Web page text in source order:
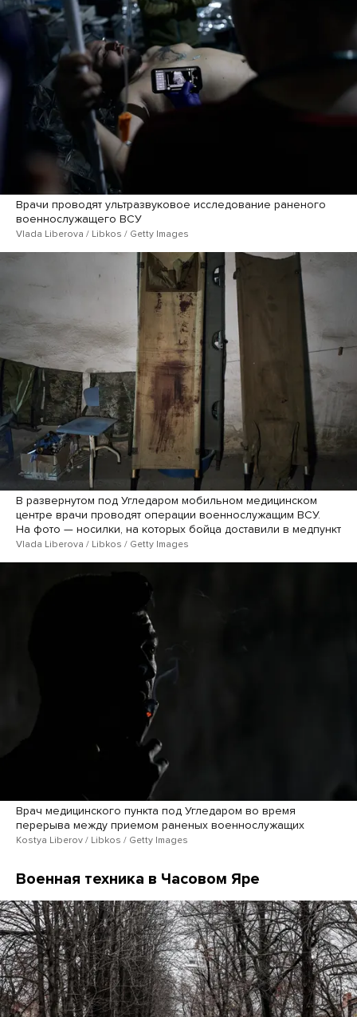
Врачи проводят ультразвуковое исследование раненого
военнослужащего ВСУ
Vlada Liberova / Libkos / Getty Images
В развернутом под Угледаром мобильном медицинском
центре врачи проводят операции военнослужащим ВСУ.
На фото — носилки, на которых бойца доставили в медпункт
Vlada Liberova / Libkos / Getty Images
Врач медицинского пункта под Угледаром во время
перерыва между приемом раненых военнослужащих
Kostya Liberov / Libkos / Getty Images
Военная техника в Часовом Яре